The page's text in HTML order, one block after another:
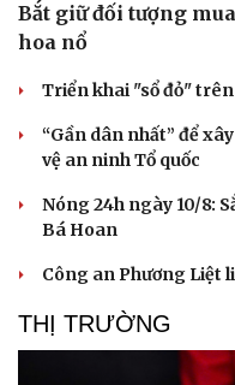
Bắt giữ đối tượng
hoa nổ
Triển khai "sổ đỏ" trên
“Gần dân nhất” để
vệ an ninh Tổ quốc
Nóng 24h ngày 10/8:
Bá Hoan
Công an Phương Liệt
THỊ TRƯỜNG